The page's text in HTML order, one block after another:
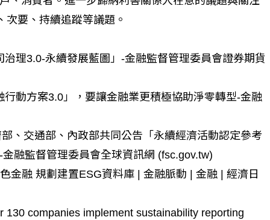
要、持續追蹤等議題。
理3.0-永續發展藍圖」-金融監督管理委員會證券期貨
動方案3.0」，要讓金融業更積極協助淨零轉型-金融
、交通部、內政部共同公告「永續經濟活動認定參考
融監督管理委員會全球資訊網 (fsc.gov.tw)
金融 規劃建置ESG資料庫 | 金融脈動 | 金融 | 經濟日
companies implement sustainability reporting